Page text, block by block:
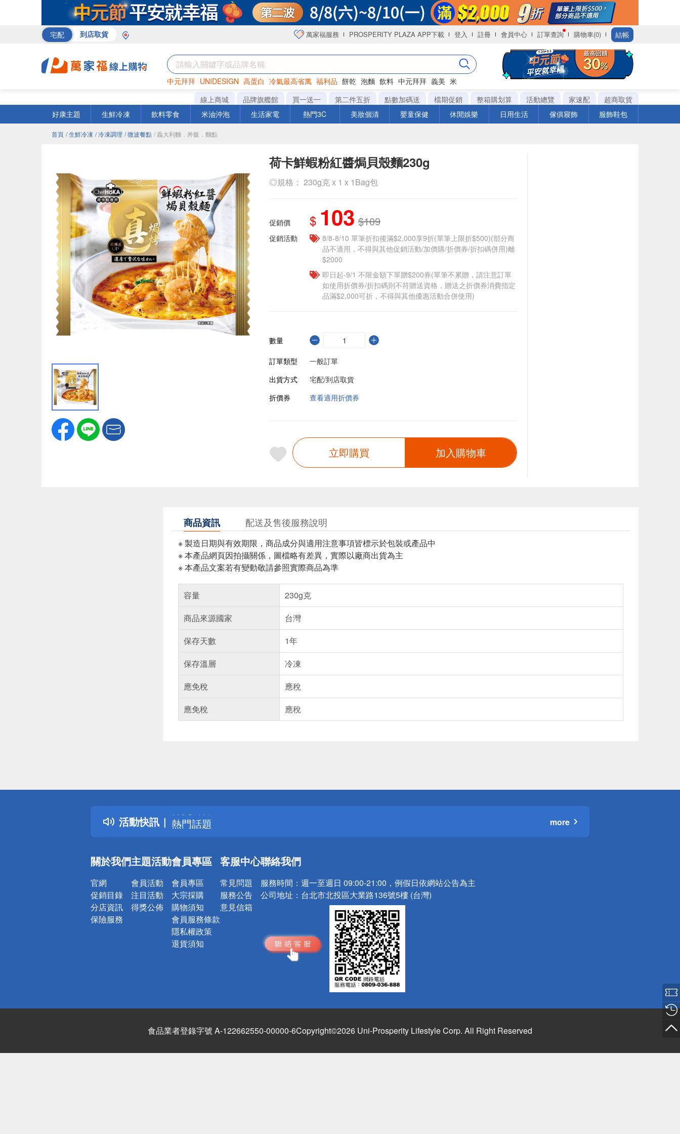
宅配 到店取貨 萬家福服務 PROSPERITY PLAZA APP下載 登入 註冊 會員中心 訂單查詢 購物車(0) 結帳
中元拜拜 UNIDESIGN 高蛋白 冷氣最高省萬 福利品 餅乾 泡麵 飲料 中元拜拜 義美 米
罐頭 咖啡 海苔
線上商城 品牌旗艦館 買一送一 第二件五折 點數加碼送 檔期促銷 整箱購划算 活動總覽 家速配
超商取貨
好康主題
生鮮冷凍 飲料零食 米油沖泡 生活家電 熱門3C 美妝個清 嬰童保健 休閒娛樂 日用生活 傢俱寢飾 服飾鞋包
首頁 / 生鮮冷凍 / 冷凍調理 / 微波餐點 / 義大利麵．丼飯．麵點
荷卡鮮蝦粉紅醬焗貝殼麵230g
◎規格： 230g克 x 1 x 1Bag包
促銷價 $ 103 $109
促銷活動
8/8-8/10 單筆折扣後滿$2,000享9折(單筆上限折$500)(部分商
品不適用，不得與其他促銷活動/加價購/折價券/折扣碼併用)離
$2000
即日起-9/1 不限金額下單贈$200券(單筆不累贈，請注意訂單
如使用折價券/折扣碼則不符贈送資格，贈送之折價券消費指定
品滿$2,000可折，不得與其他優惠活動合併使用)
數量
訂單類型
一般訂單
出貨方式
宅配/到店取貨
折價券
查看適用折價券
立即購買 加入購物車
商品資訊 配送及售後服務說明
※ 製造日期與有效期限，商品成分與適用注意事項皆標示於包裝或產品中
※ 本產品網頁因拍攝關係，圖檔略有差異，實際以廠商出貨為主
※ 本產品文案若有變動敬請參照實際商品為準
容量
230g克
商品來源國家
台灣
保存天數
1年
保存溫層
冷凍
應免稅
應稅
應免稅
應稅
活動快訊
詐騙網頁！請小心！
得獎公告
熱門話題
銀行優惠
詐騙網頁！請小心！
more
關於我們
官網
促銷目錄
分店資訊
保險服務
主題活動
會員活動
注目活動
得獎公佈
會員專區
會員專區
大宗採購
購物須知
會員服務條款
隱私權政策
退貨須知
客服中心
常見問題
服務公告
意見信箱
聯絡我們
服務時間： 週一至週日 09:00-21:00，例假日依網站公告為主
公司地址： 台北市北投區大業路136號5樓 (台灣)
食品業者登錄字號 A-122662550-00000-6Copyright©2026 Uni-Prosperity Lifestyle Corp. All Right Reserved